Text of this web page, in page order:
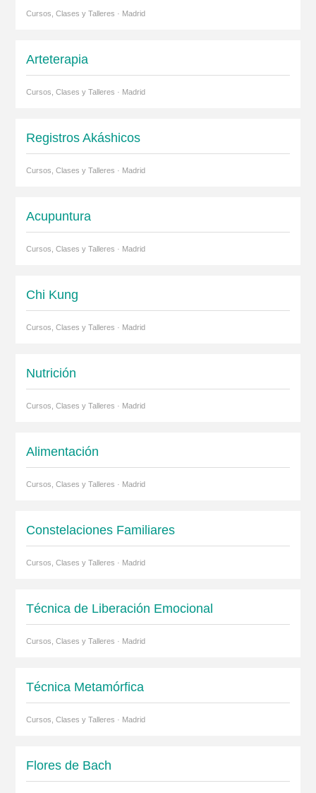
Cursos, Clases y Talleres · Madrid
Arteterapia
Cursos, Clases y Talleres · Madrid
Registros Akáshicos
Cursos, Clases y Talleres · Madrid
Acupuntura
Cursos, Clases y Talleres · Madrid
Chi Kung
Cursos, Clases y Talleres · Madrid
Nutrición
Cursos, Clases y Talleres · Madrid
Alimentación
Cursos, Clases y Talleres · Madrid
Constelaciones Familiares
Cursos, Clases y Talleres · Madrid
Técnica de Liberación Emocional
Cursos, Clases y Talleres · Madrid
Técnica Metamórfica
Cursos, Clases y Talleres · Madrid
Flores de Bach